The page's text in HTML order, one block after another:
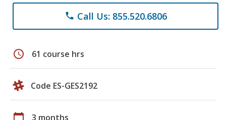
phone Call Us: 855.520.6806
schedule 61 course hrs
Code ES-GES2192
calendar_today 3 months